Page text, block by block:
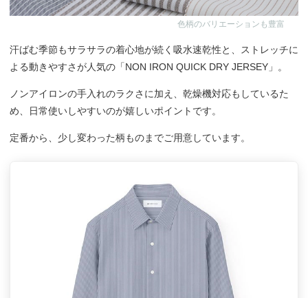
色柄のバリエーションも豊富
汗ばむ季節もサラサラの着心地が続く吸水速乾性と、ストレッチに
よる動きやすさが人気の「NON IRON QUICK DRY JERSEY」。
ノンアイロンの手入れのラクさに加え、乾燥機対応もしているた
め、日常使いしやすいのが嬉しいポイントです。
定番から、少し変わった柄ものまでご用意しています。